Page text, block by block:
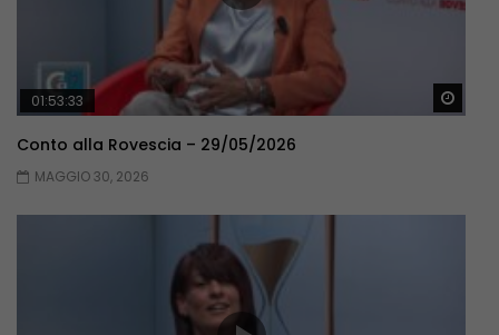
01:53:33
Conto alla Rovescia – 29/05/2026
MAGGIO 30, 2026